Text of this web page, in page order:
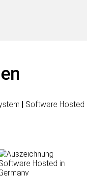
Software Hosted